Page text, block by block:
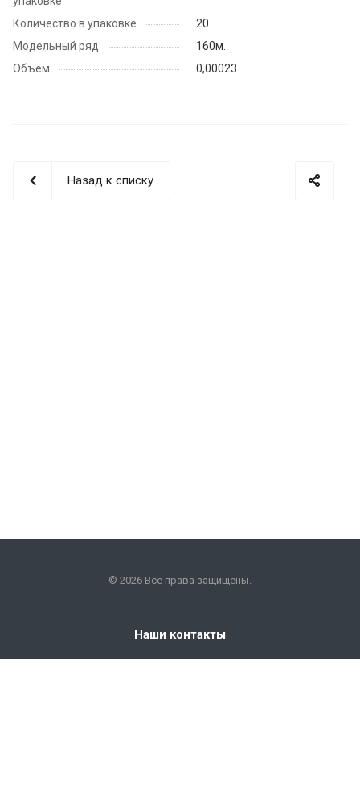
Количество в упаковке
20
Модельный ряд
160м.
Объем
0,00023
Назад к списку
© 2026 Все права защищены.
Наши контакты